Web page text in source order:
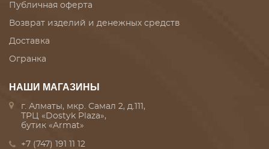
Публичная оферта
Возврат изделий и денежных средств
Доставка
Огранка
НАШИ МАГАЗИНЫ
г. Алматы, мкр. Самал 2, д.111,
ТРЦ «Dostyk Plaza»,
бутик «Armat»
+7 (747) 191 11 12